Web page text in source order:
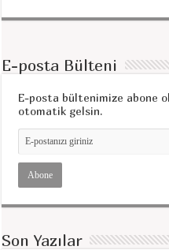
E-posta Bülteni
E-posta bültenimize abone
otomatik gelsin.
Son Yazılar